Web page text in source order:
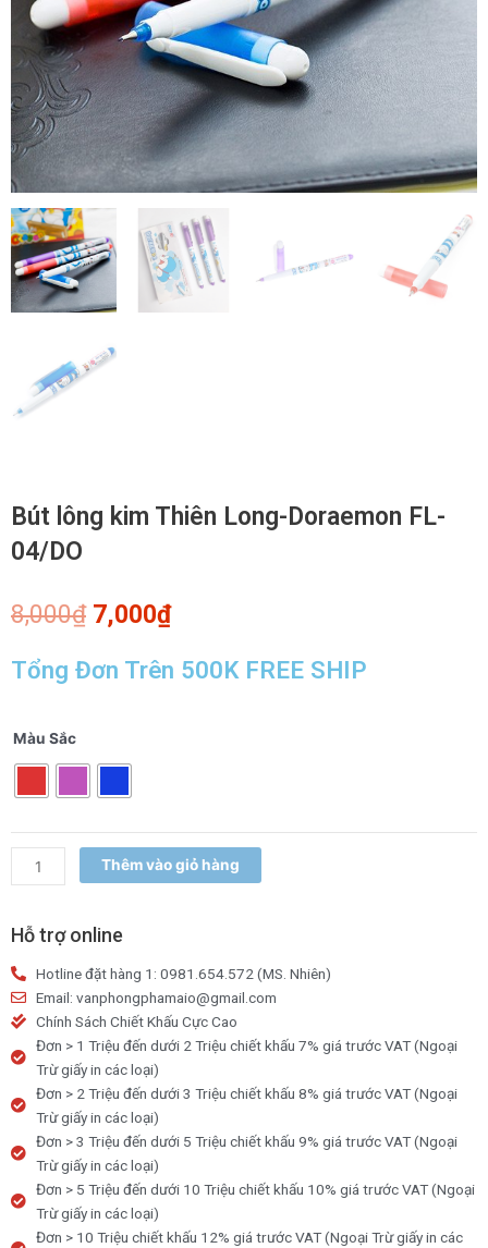
Bút lông kim Thiên Long-Doraemon FL-
04/DO
8,000₫ Giá
là:
8,000₫.
7,000₫Giá
tại
là:
Tổng Đơn Trên 500K FREE SHIP
Màu Sắc
Bút
Long-
Doraemon
số
Thêm vào giỏ hàng
Hỗ trợ online
Hotline đặt hàng 1: 0981.654.572 (MS. Nhiên)
Email: vanphongphamaio@gmail.com
Chính Sách Chiết Khấu Cực Cao
Đơn > 1 Triệu đến dưới 2 Triệu chiết khấu 7% giá trước VAT (Ngoại
Trừ giấy in các loại)
Đơn > 2 Triệu đến dưới 3 Triệu chiết khấu 8% giá trước VAT (Ngoại
Trừ giấy in các loại)
Đơn > 3 Triệu đến dưới 5 Triệu chiết khấu 9% giá trước VAT (Ngoại
Trừ giấy in các loại)
Đơn > 5 Triệu đến dưới 10 Triệu chiết khấu 10% giá trước VAT (Ngoại
Trừ giấy in các loại)
Đơn > 10 Triệu chiết khấu 12% giá trước VAT (Ngoại Trừ giấy in các